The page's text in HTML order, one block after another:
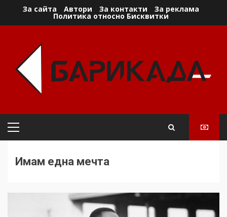
За сайта Автори За контакти За реклама
Политика относно Бисквитки
Primary
Имам една мечта